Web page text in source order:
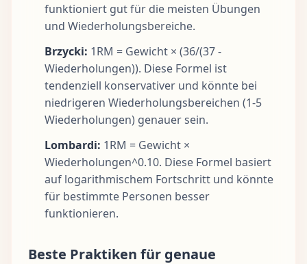
funktioniert gut für die meisten Übungen
und Wiederholungsbereiche.
Brzycki: 1RM = Gewicht × (36/(37 -
Wiederholungen)). Diese Formel ist
tendenziell konservativer und könnte bei
niedrigeren Wiederholungsbereichen (1-5
Wiederholungen) genauer sein.
Lombardi: 1RM = Gewicht ×
Wiederholungen^0.10. Diese Formel basiert
auf logarithmischem Fortschritt und könnte
für bestimmte Personen besser
funktionieren.
Beste Praktiken für genaue